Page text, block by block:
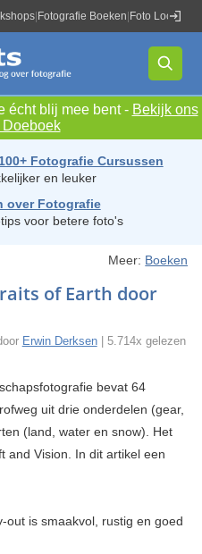
Fotografie Boeken Foto Locaties
écht blij mee bent - Bekijk ons
Fotografie Cursussen
en leuker
over Fotografie
voor betere foto's
Meer: Boeken
of Earth door
Erwin Derksen| 5.714x gelezen
bevat 64
uit drie onderdelen (gear,
(land, water en snow). Het
and Vision. In dit artikel een
out is smaakvol, rustig en goed